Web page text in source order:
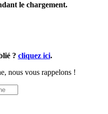
le chargement.
? cliquez ici.
nous vous rappelons !